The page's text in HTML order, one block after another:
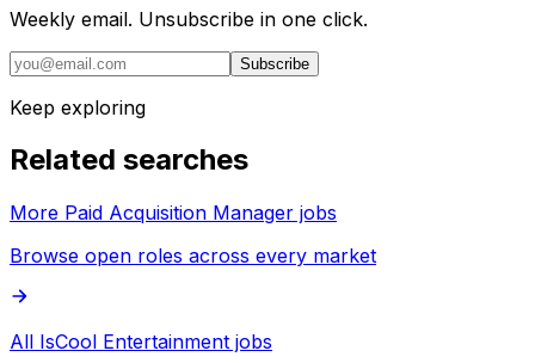
Weekly email. Unsubscribe in one click.
Subscribe
Keep exploring
Related searches
More Paid Acquisition Manager jobs
Browse open roles across every market
All IsCool Entertainment jobs